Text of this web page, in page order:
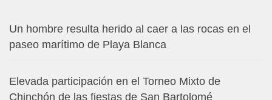
Un hombre resulta herido al caer a las rocas en el
paseo marítimo de Playa Blanca
Elevada participación en el Torneo Mixto de
Chinchón de las fiestas de San Bartolomé